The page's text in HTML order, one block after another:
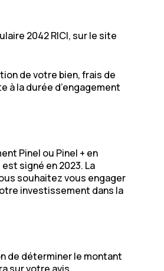
2042 RICI, sur le site
de votre bien, frais de
à la durée d’engagement
Pinel ou Pinel + en
signé en 2023. La
souhaitez vous engager
investissement dans la
de déterminer le montant